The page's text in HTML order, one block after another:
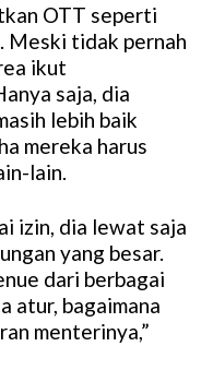
M
u
t
e
OTT seperti
Meski tidak pernah
ikut
saja, dia
lebih baik
mereka harus
lain.
izin, dia lewat saja
yang besar.
dari berbagai
atur, bagaimana
menterinya,”